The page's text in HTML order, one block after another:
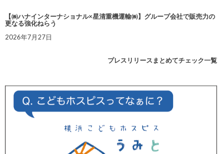
【㈱ハナインターナショナル×星清重機運輸㈱】グループ会社で販売力の
更なる強化ねらう
2026年7月27日
プレスリリースまとめてチェック一覧